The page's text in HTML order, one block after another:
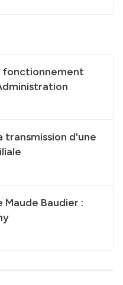
fonctionnement
transmission d'une
Baudier :